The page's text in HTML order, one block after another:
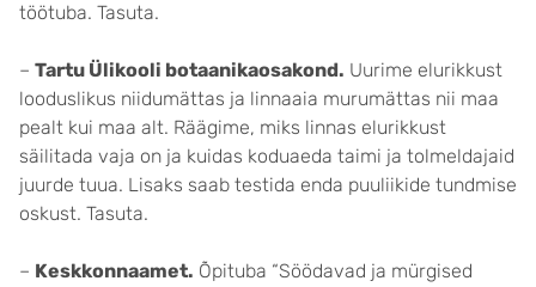
töötuba. Tasuta.
– Tartu Ülikooli botaanikaosakond. Uurime elurikkust
looduslikus niidumättas ja linnaaia murumättas nii maa
pealt kui maa alt. Räägime, miks linnas elurikkust
säilitada vaja on ja kuidas koduaeda taimi ja tolmeldajaid
juurde tuua. Lisaks saab testida enda puuliikide tundmise
oskust. Tasuta.
– Keskkonnaamet. Õpituba “Söödavad ja mürgised